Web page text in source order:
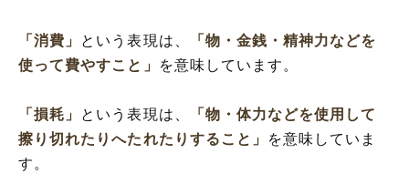
「消費」 という表現は、
「物・金銭・精神力などを
使って費やすこと」
を意味しています。
「損耗」 という表現は、
「物・体力などを使用して
擦り切れたりへたれたりすること」
を意味していま
す。